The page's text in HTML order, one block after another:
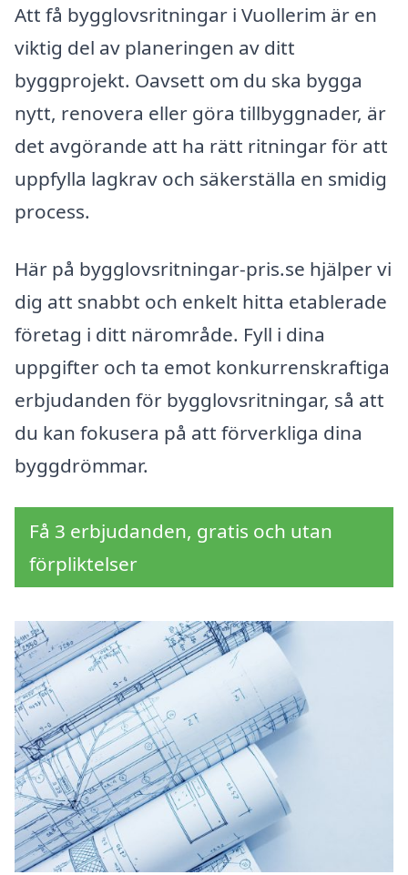
Att få bygglovsritningar i Vuollerim är en
viktig del av planeringen av ditt
byggprojekt. Oavsett om du ska bygga
nytt, renovera eller göra tillbyggnader, är
det avgörande att ha rätt ritningar för att
uppfylla lagkrav och säkerställa en smidig
process.
Här på bygglovsritningar-pris.se hjälper vi
dig att snabbt och enkelt hitta etablerade
företag i ditt närområde. Fyll i dina
uppgifter och ta emot konkurrenskraftiga
erbjudanden för bygglovsritningar, så att
du kan fokusera på att förverkliga dina
byggdrömmar.
Få 3 erbjudanden, gratis och utan
förpliktelser